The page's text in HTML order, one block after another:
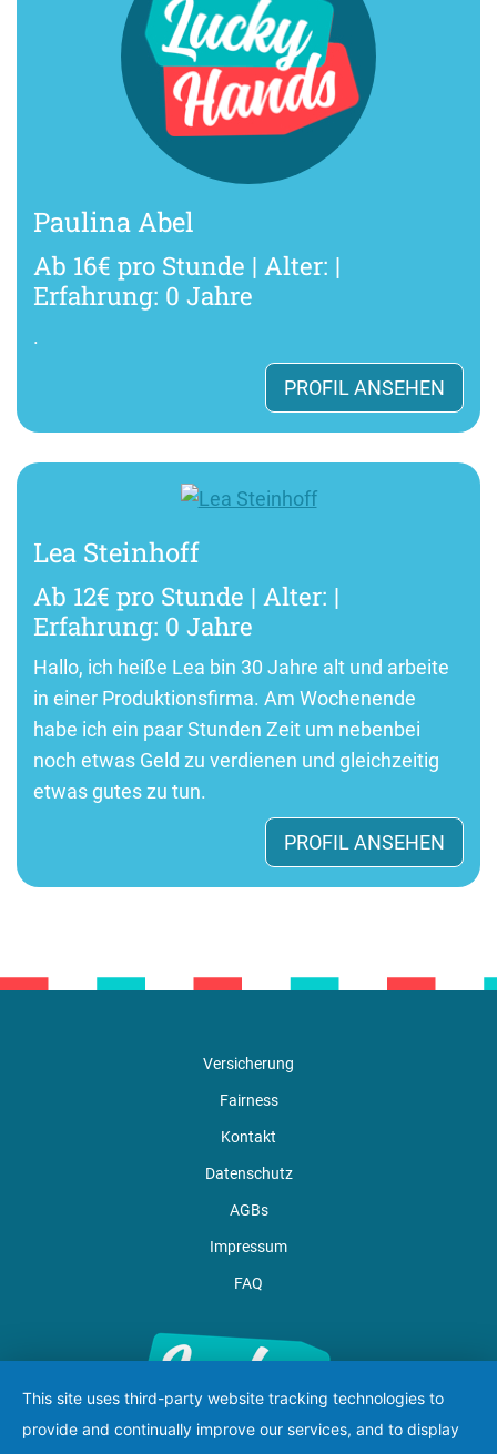
Paulina Abel
Ab 16€ pro Stunde | Alter: |
Erfahrung: 0 Jahre
.
PROFIL ANSEHEN
Lea Steinhoff
Ab 12€ pro Stunde | Alter: |
Erfahrung: 0 Jahre
Hallo, ich heiße Lea bin 30 Jahre alt und arbeite
in einer Produktionsfirma. Am Wochenende
habe ich ein paar Stunden Zeit um nebenbei
noch etwas Geld zu verdienen und gleichzeitig
etwas gutes zu tun.
PROFIL ANSEHEN
Versicherung
Fairness
Kontakt
Datenschutz
AGBs
Impressum
FAQ
This site uses third-party website tracking technologies to
provide and continually improve our services, and to display